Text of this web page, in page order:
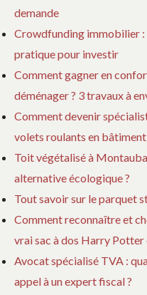
demande
Crowdfunding immobilier :
pratique pour investir
Comment gagner en
déménager ? 3 travaux à
Comment devenir
volets roulants en bâtiment
Toit végétalisé à
alternative écologique ?
Tout savoir sur le parquet
Comment reconnaître et
vrai sac à dos Harry
Avocat spécialisé TVA :
appel à un expert fiscal ?